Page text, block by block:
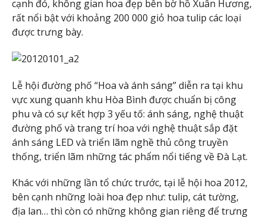
cạnh đó, không gian hoa đẹp bên bờ hồ Xuân Hương,
rất nổi bật với khoảng 200 000 giỏ hoa tulip các loại
được trưng bày.
Lễ hội đường phố “Hoa và ánh sáng” diễn ra tại khu
vực xung quanh khu Hòa Bình được chuẩn bị công
phu và có sự kết hợp 3 yếu tố: ánh sáng, nghệ thuật
đường phố và trang trí hoa với nghệ thuật sắp đặt
ánh sáng LED và triển lãm nghề thủ công truyền
thống, triển lãm những tác phẩm nổi tiếng về Đà Lạt.
Khác với những lần tổ chức trước, tại lễ hội hoa 2012,
bên cạnh những loài hoa đẹp như: tulip, cát tường,
địa lan… thì còn có những không gian riêng để trưng